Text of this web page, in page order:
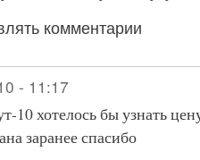
комментарии
- 11:17
10 хотелось бы узнать
заранее спасибо